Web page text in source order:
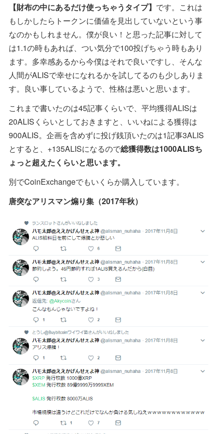
【財布の中にあるだけ使っちゃうタイプ】 です。これは
もしかしたらトークンに価値を見出していないという事
なのかもしれません。僕が良い！と思った記事に対して
は1.1の時もあれば、つい気分で100投げちゃう時もあり
ます。多幸感あるから今僕はそれで良いですし、そんな
人間がALISで幸せになれるかを試してるのも少しありま
す。良い事しているようで、性格は悪いと思います。
これまで書いたのは45記事くらいで、平均獲得ALISは
20ALISくらいとしておきますと、いいねによる獲得は
900ALIS。企画を含めずに投げ銭頂いたのは1記事3ALIS
とすると、+135ALISになるので総獲得数は1000ALISち
ょっと超えたくらいと思います。
別でCoinExchangeでもいくらか購入しています。
唐突なアリスマン煽り集（2017年秋）